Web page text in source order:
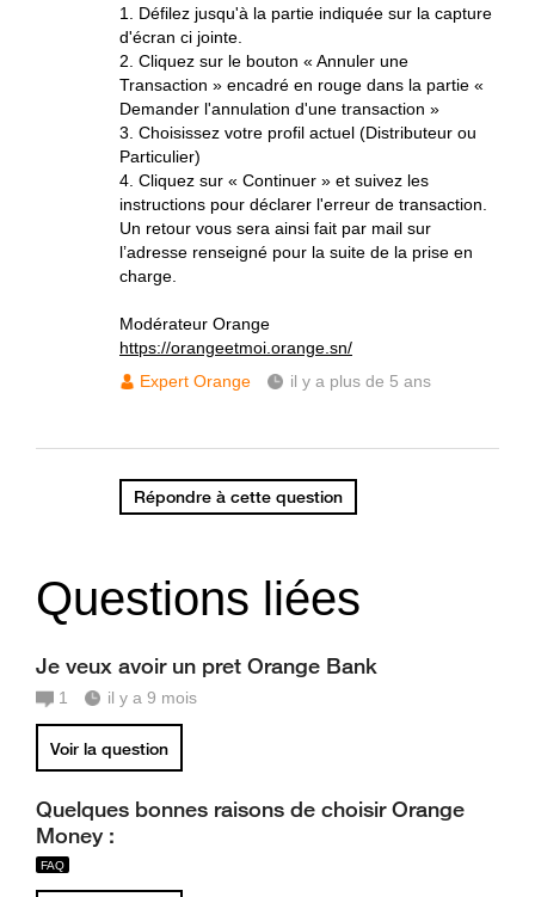
1. Défilez jusqu'à la partie indiquée sur la capture
d'écran ci jointe.
2. Cliquez sur le bouton « Annuler une
Transaction » encadré en rouge dans la partie «
Demander l'annulation d'une transaction »
3. Choisissez votre profil actuel (Distributeur ou
Particulier)
4. Cliquez sur « Continuer » et suivez les
instructions pour déclarer l'erreur de transaction.
Un retour vous sera ainsi fait par mail sur
l’adresse renseigné pour la suite de la prise en
charge.
Modérateur Orange
https://orangeetmoi.orange.sn/
Expert Orange
il y a plus de 5 ans
Répondre à cette question
Questions liées
Je veux avoir un pret Orange Bank
1 il y a 9 mois
Voir la question
Quelques bonnes raisons de choisir Orange
Money :